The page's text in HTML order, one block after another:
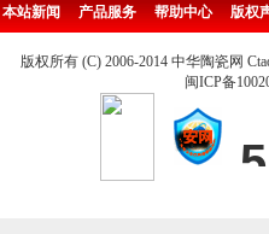
本站新闻 产品服务 帮助中心 版权
版权所有 (C) 2006-2014 中华陶瓷网
闽ICP备